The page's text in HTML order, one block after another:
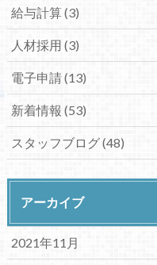
給与計算(3)
人材採用 (3)
電子申請(13)
新着情報 (53)
スタッフブログ(48)
アーカイブ
2021年11月